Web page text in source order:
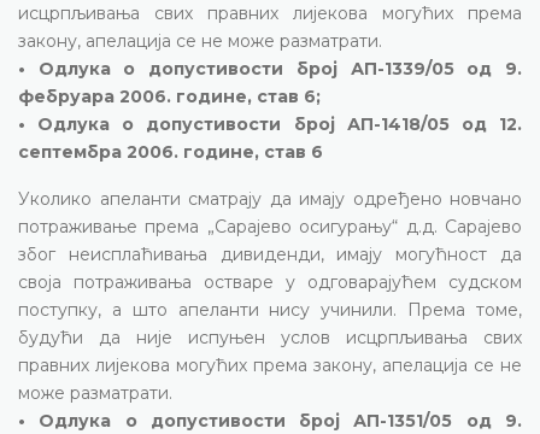
исцрпљивања свих правних лијекова могућих према
закону, апелација се не може разматрати.
• Одлука о допустивости број АП-1339/05 од 9.
фебруара 2006. године, став 6;
• Одлука о допустивости број АП-1418/05 од 12.
септембра 2006. године, став 6
Уколико апеланти сматрају да имају одређено новчано
потраживање према „Сарајево осигурању“ д.д. Сарајево
због неисплаћивања дивиденди, имају могућност да
своја потраживања остваре у одговарајућем судском
поступку, а што апеланти нису учинили. Према томе,
будући да није испуњен услов исцрпљивања свих
правних лијекова могућих према закону, апелација се не
може разматрати.
• Одлука о допустивости број АП-1351/05 од 9.